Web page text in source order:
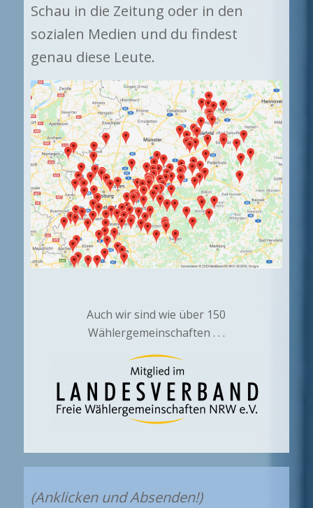
Schau in die Zeitung oder in den
sozialen Medien und du findest
genau diese Leute.
Auch wir sind wie über 150
Wählergemeinschaften . . .
(Anklicken und Absenden!)